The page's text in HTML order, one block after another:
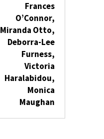
Frances
O’Connor,
Miranda Otto,
Deborra-Lee
Furness,
Victoria
Haralabidou,
Monica
Maughan